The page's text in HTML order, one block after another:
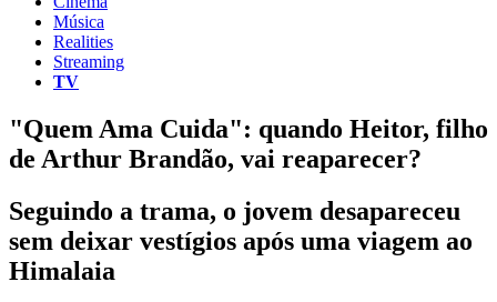
Música
Realities
Streaming
TV
"Quem Ama Cuida": quando Heitor, filho
de Arthur Brandão, vai reaparecer?
Seguindo a trama, o jovem desapareceu
sem deixar vestígios após uma viagem ao
Himalaia